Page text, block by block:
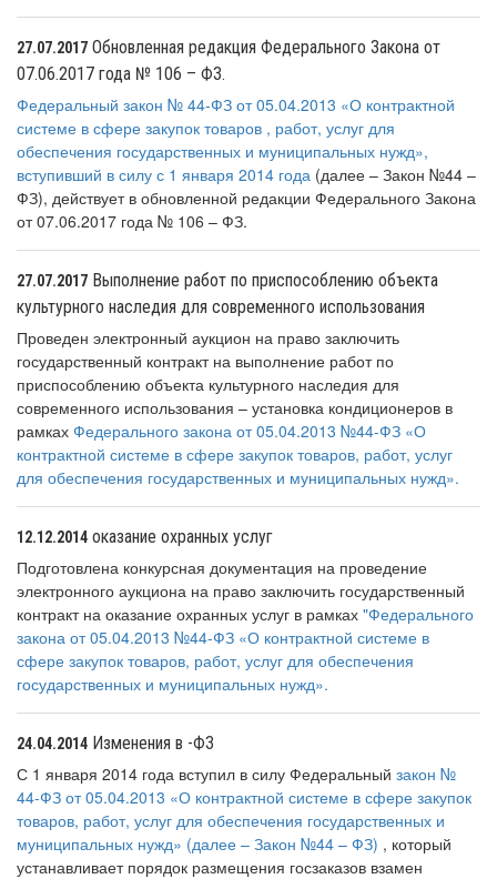
27.07.2017 Обновленная редакция Федерального Закона от
07.06.2017 года № 106 – ФЗ.
Федеральный закон № 44-ФЗ от 05.04.2013 «О контрактной
системе в сфере закупок товаров , работ, услуг для
обеспечения государственных и муниципальных нужд»,
вступивший в силу с 1 января 2014 года (далее – Закон №44 –
ФЗ), действует в обновленной редакции Федерального Закона
от 07.06.2017 года № 106 – ФЗ.
27.07.2017 Выполнение работ по приспособлению объекта
культурного наследия для современного использования
Проведен электронный аукцион на право заключить
государственный контракт на выполнение работ по
приспособлению объекта культурного наследия для
современного использования – установка кондиционеров в
рамках Федерального закона от05.04.2013 №44-ФЗ «О
контрактной системе в сфере закупок товаров, работ, услуг
для обеспечения государственных и муниципальных нужд».
12.12.2014 оказание охранных услуг
Подготовлена конкурсная документация на проведение
электронного аукциона на право заключить государственный
контракт на оказание охранных услуг в рамках "Федерального
закона от 05.04.2013 №44-ФЗ «О контрактной системе в
сфере закупок товаров, работ, услуг для обеспечения
государственных и муниципальных нужд».
24.04.2014 Изменения в -ФЗ
С 1 января 2014 года вступил в силу Федеральный закон №
44-ФЗ от 05.04.2013 «О контрактной системе в сфере закупок
товаров, работ, услуг для обеспечения государственных и
муниципальных нужд» (далее – Закон №44 – ФЗ) , который
устанавливает порядок размещения госзаказов взамен